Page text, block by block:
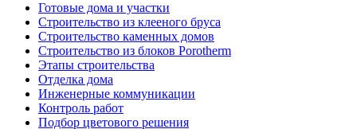
Готовые дома и участки
Строительство из клееного бруса
Строительство каменных домов
Строительство из блоков Porotherm
Этапы строительства
Отделка дома
Инженерные коммуникации
Контроль работ
Подбор цветового решения